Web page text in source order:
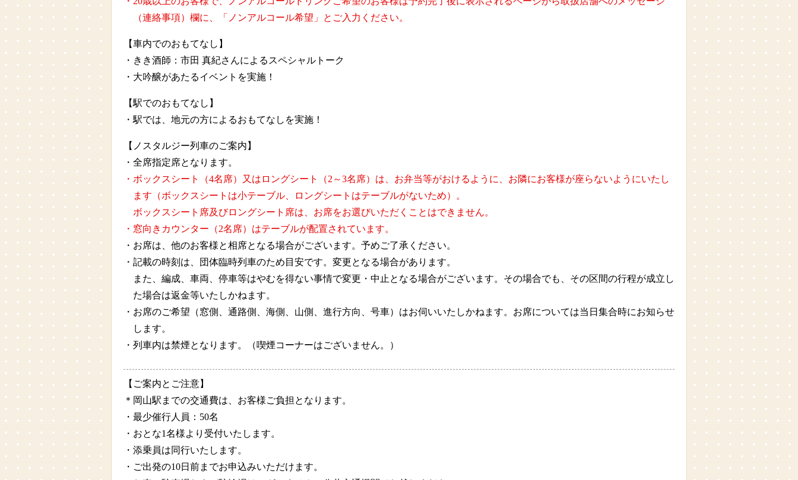
（連絡事項）欄に、「ノンアルコール希望」とご入力ください。
【車内でのおもてなし】
・きき酒師：市田 真紀さんによるスペシャルトーク
・大吟醸があたるイベントを実施！
【駅でのおもてなし】
・駅では、地元の方によるおもてなしを実施！
【ノスタルジー列車のご案内】
・全席指定席となります。
・ボックスシート（4名席）又はロングシート（2～3名席）は、お弁当等がおけるように、お隣にお客様が座らないようにいたし
ます（ボックスシートは小テーブル、ロングシートはテーブルがないため）。
ボックスシート席及びロングシート席は、お席をお選びいただくことはできません。
・窓向きカウンター（2名席）はテーブルが配置されています。
・お席は、他のお客様と相席となる場合がございます。予めご了承ください。
・記載の時刻は、団体臨時列車のため目安です。変更となる場合があります。
また、編成、車両、停車等はやむを得ない事情で変更・中止となる場合がございます。その場合でも、その区間の行程が成立し
た場合は返金等いたしかねます。
・お席のご希望（窓側、通路側、海側、山側、進行方向、号車）はお伺いいたしかねます。お席については当日集合時にお知らせ
します。
・列車内は禁煙となります。（喫煙コーナーはございません。）
【ご案内とご注意】
＊岡山駅までの交通費は、お客様ご負担となります。
・最少催行人員：50名
・おとな1名様より受付いたします。
・添乗員は同行いたします。
・ご出発の10日前までお申込みいただけます。